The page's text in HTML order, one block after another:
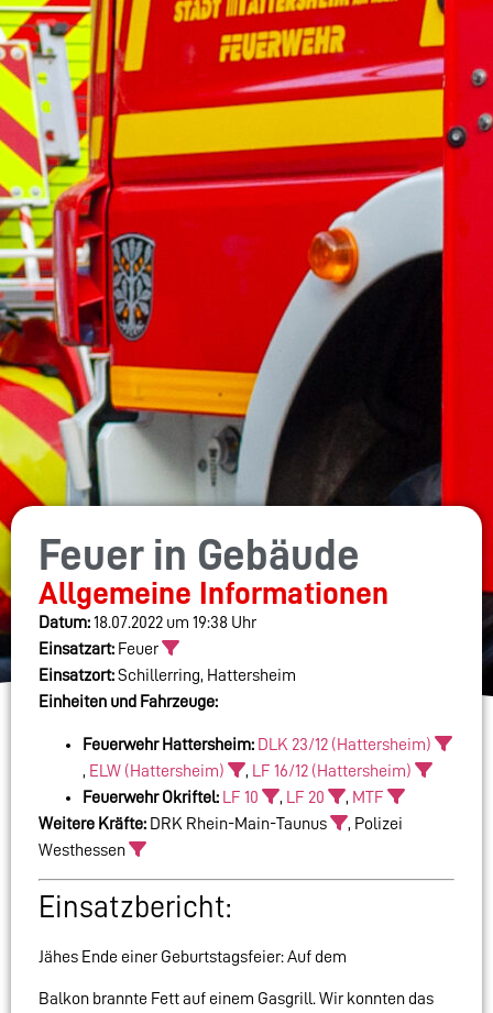
Feuer in Gebäude
Allgemeine Informationen
Datum:18.07.2022 um 19:38 Uhr
Einsatzart: Feuer
Einsatzort:Schillerring, Hattersheim
Einheiten und Fahrzeuge:
Feuerwehr Hattersheim: DLK 23/12 (Hattersheim)
, ELW (Hattersheim) , LF 16/12 (Hattersheim)
Feuerwehr Okriftel: LF 10 , LF 20 , MTF
Weitere Kräfte: DRK Rhein-Main-Taunus
, Polizei
Westhessen
Einsatzbericht:
Jähes Ende einer Geburtstagsfeier: Auf dem
Balkon brannte Fett auf einem Gasgrill. Wir konnten das